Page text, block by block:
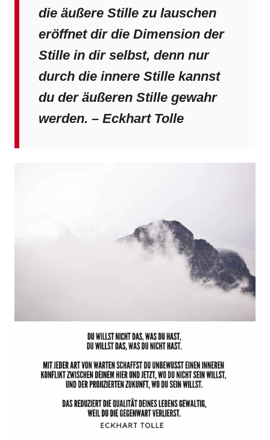
die äußere Stille zu lauschen
eröffnet dir die Dimension der
Stille in dir selbst, denn nur
durch die innere Stille kannst
du der äußeren Stille gewahr
werden. – Eckhart Tolle